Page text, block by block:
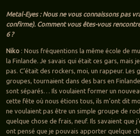
Metal-Eyes : Nous ne vous connaissons pas
confirme). Comment vous êtes-vous
6 ?
Niko: Nous fréquentions la même école de
la Finlande. Je savais qui était ces gars, mais
pas. C’était des rockers, moi, un rappeur. Les
groupes, tournaient dans des bars en
sont séparés… Ils voulaient former un
cette fête où nous étions tous, ils m’ont dit
ne voulaient pas être un simple groupe de
quelque chose de frais, neuf. Ils savaient que
ont pensé que je pouvais apporter quelque